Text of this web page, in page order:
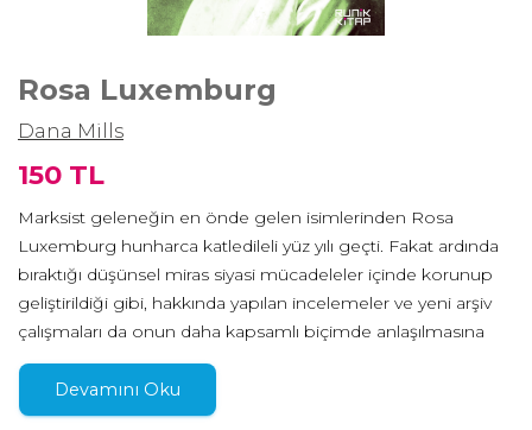
Rosa Luxemburg
Dana Mills
150 TL
Marksist geleneğin en önde gelen isimlerinden Rosa
Luxemburg hunharca katledileli yüz yılı geçti. Fakat ardında
bıraktığı düşünsel miras siyasi mücadeleler içinde korunup
geliştirildiği gibi, hakkında yapılan incelemeler ve yeni arşiv
çalışmaları da onun daha kapsamlı biçimde anlaşılmasına
katkıda bulunmaya devam ediyor. Dana Mills işte bu
biyografi çalışmasında, Luxemburg’un hayatını ve
çalışmalarını giderek artan yeni akademik araştırmaların
Devamını Oku